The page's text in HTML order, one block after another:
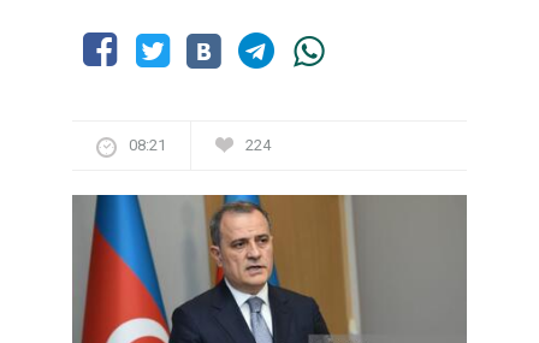
08:21 224